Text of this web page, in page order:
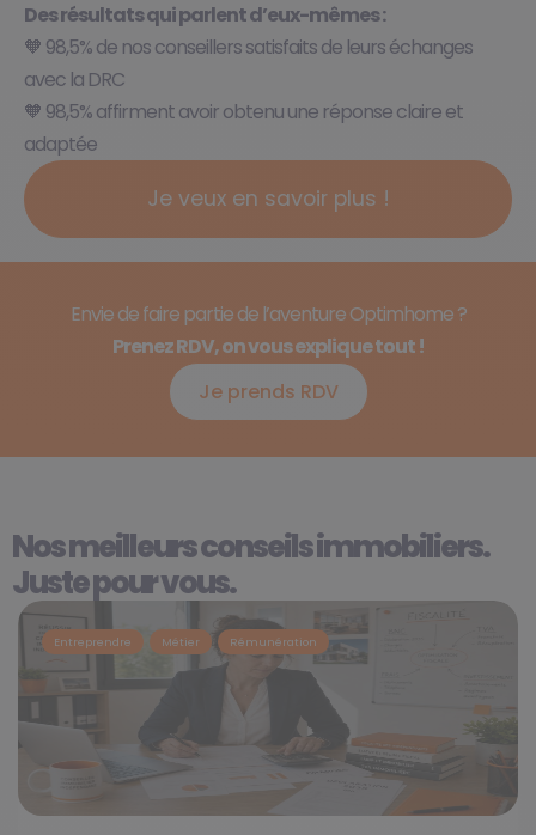
Des résultats qui parlent d’eux-mêmes :
🧡 98,5% de nos conseillers satisfaits de leurs échanges
avec la DRC
🧡 98,5% affirment avoir obtenu une réponse claire et
adaptée
Je veux en savoir plus !
Envie de faire partie de l’aventure Optimhome ?
Prenez RDV, on vous explique tout !
Je prends RDV
Nos meilleurs conseils immobiliers.
Juste pour vous.
Entreprendre Métier Rémunération